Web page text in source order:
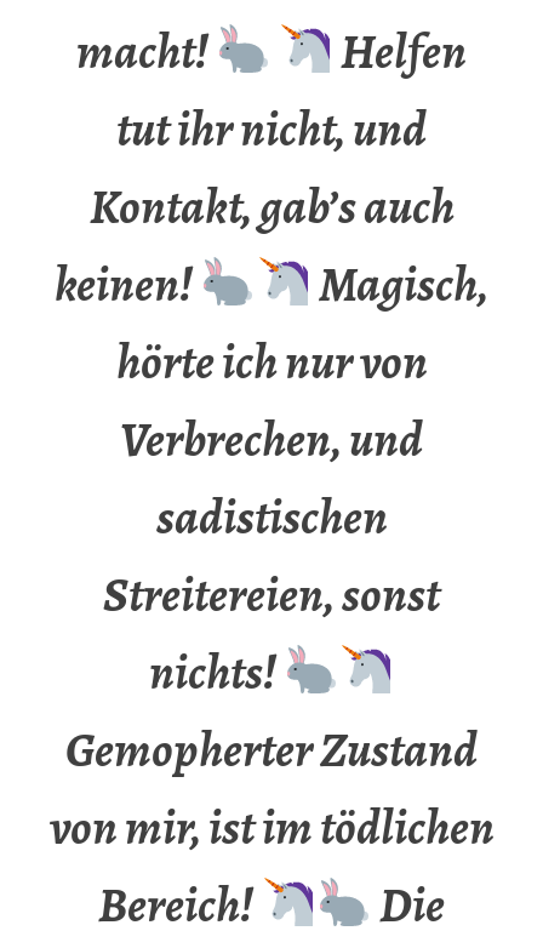
macht!
Helfen
tut ihr nicht, und
Kontakt, gab’s auch
keinen!
Magisch,
hörte ich nur von
Verbrechen, und
sadistischen
Streitereien, sonst
nichts!
Gemopherter Zustand
von mir, ist im tödlichen
Bereich!
Die